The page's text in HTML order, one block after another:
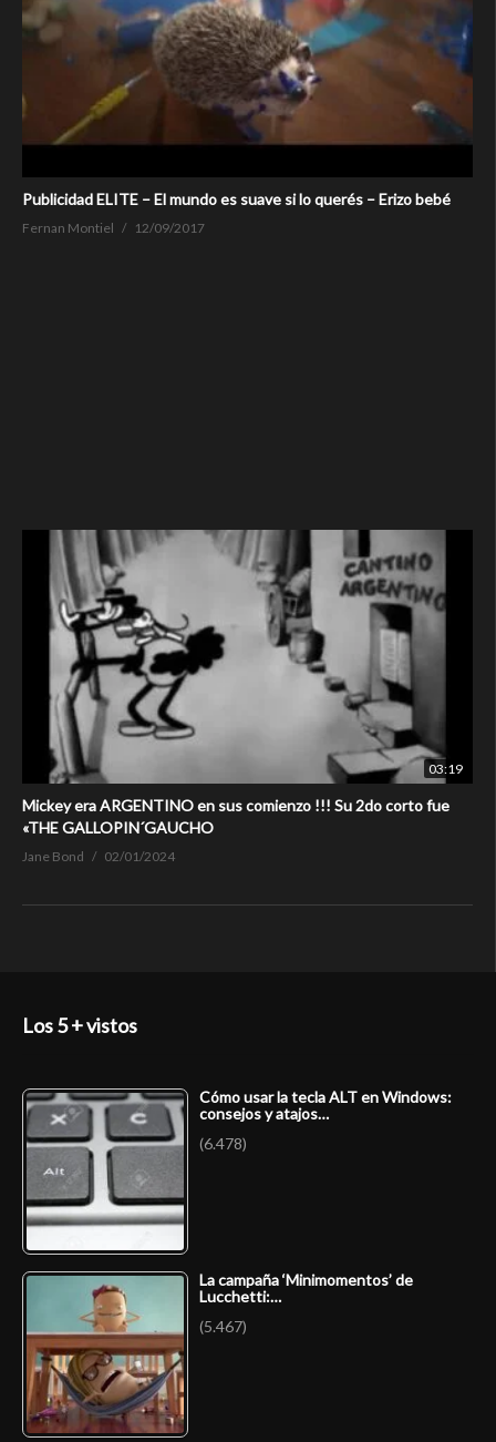
Publicidad ELITE – El mundo es suave si lo querés – Erizo bebé
Fernan Montiel 12/09/2017
03:19
Mickey era ARGENTINO en sus comienzo !!! Su 2do corto fue
«THE GALLOPIN´GAUCHO
Jane Bond 02/01/2024
Los 5 + vistos
Cómo usar la tecla ALT en Windows:
consejos y atajos…
(6.478)
La campaña ‘Minimomentos’ de
Lucchetti:…
(5.467)